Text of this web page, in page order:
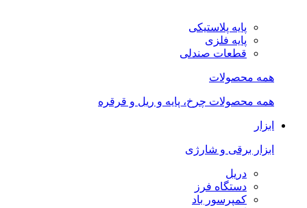
پایه پلاستیکی
پایه فلزی
قطعات صندلی
همه محصولات
همه محصولات چرخ، پایه و ریل و قرقره
ابزار
ابزار برقی و شارژی
دریل
دستگاه فرز
کمپرسور باد